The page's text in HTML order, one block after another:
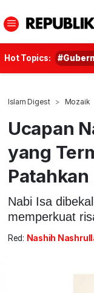
Hot Topics:
Islam Digest Mozaik
Ucapan
yang
Nabi Isa
memperkuat
Red: Nashih